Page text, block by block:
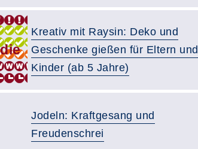
Kreativ mit Raysin: Deko und
Geschenke gießen für Eltern und
Kinder (ab 5 Jahre)
Jodeln: Kraftgesang und
Freudenschrei